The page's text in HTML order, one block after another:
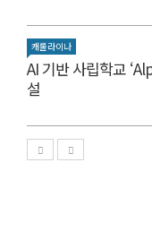
캐롤라이나
AI 기반 사립학교
설